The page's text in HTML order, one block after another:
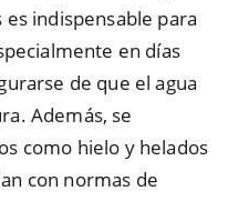
indispensable para
en días
de que el agua
Además, se
como hielo y helados
con normas de